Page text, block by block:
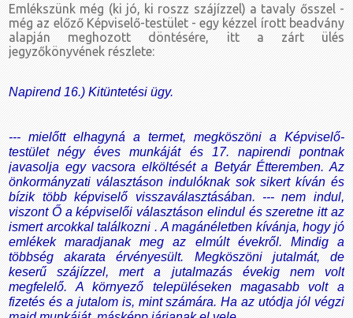
Emlékszünk még (ki jó, ki roszz szájízzel) a tavaly ősszel -
még az előző Képviselő-testület - egy kézzel írott beadvány
alapján meghozott döntésére, itt a zárt ülés
jegyzőkönyvének részlete:
Napirend 16.) Kitüntetési ügy.
--- mielőtt elhagyná a termet, megköszöni a Képviselő-
testület négy éves munkáját és 17. napirendi pontnak
javasolja egy vacsora elköltését a Betyár Étteremben. Az
önkormányzati választáson indulóknak sok sikert kíván és
bízik több képviselő visszaválasztásában. --- nem indul,
viszont Ő a képviselői választáson elindul és szeretne itt az
ismert arcokkal találkozni . A magánéletben kívánja, hogy jó
emlékek maradjanak meg az elmúlt évekről. Mindig a
többség akarata érvényesült. Megköszöni jutalmát, de
keserű szájízzel, mert a jutalmazás évekig nem volt
megfelelő. A környező településeken magasabb volt a
fizetés és a jutalom is, mint számára. Ha az utódja jól végzi